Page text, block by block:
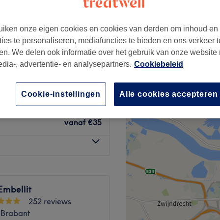
vanaf €40
vanaf €20
vanaf €35
252 reviews
onze eigen cookies en cookies van derden om inhoud en
te personaliseren, mediafuncties te bieden en ons verkeer
We delen ook informatie over het gebruik van onze website
, advertentie- en analysepartners. Cookiebeleid
Alle cookies accepteren
Cookie-instellingen